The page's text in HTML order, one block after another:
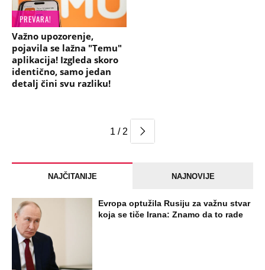
PREVARA!
Važno upozorenje,
pojavila se lažna "Temu"
aplikacija! Izgleda skoro
identično, samo jedan
detalj čini svu razliku!
1 / 2
NAJČITANIJE NAJNOVIJE
Evropa optužila Rusiju za važnu stvar
koja se tiče Irana: Znamo da to rade